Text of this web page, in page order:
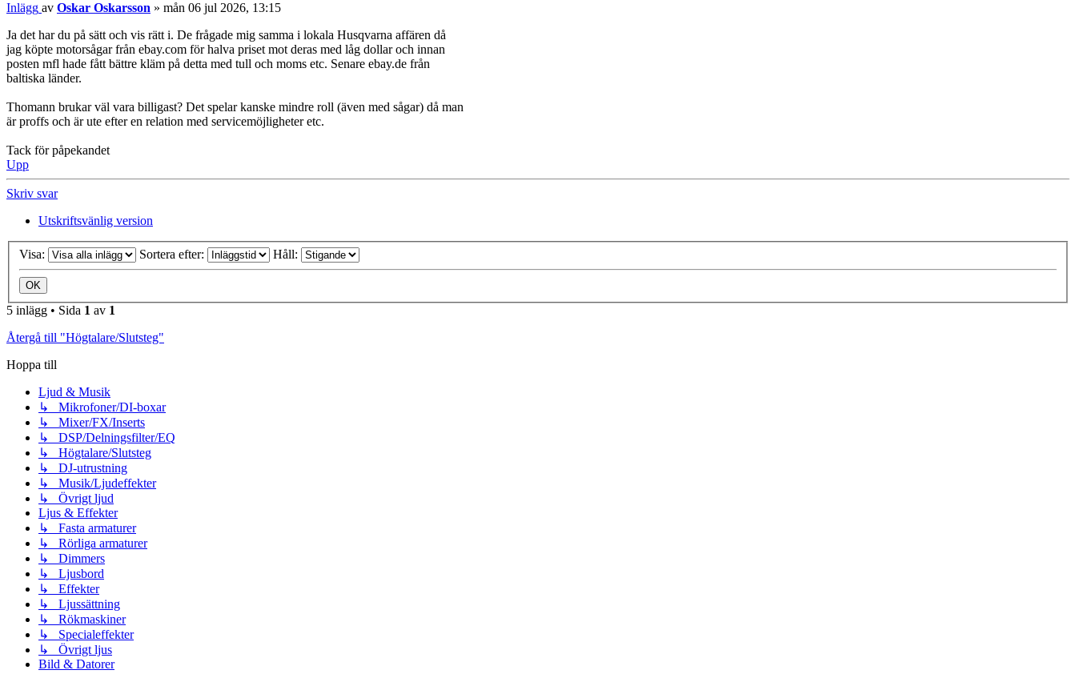
Inlägg av Oskar Oskarsson » mån 06 jul 2026, 13:15
Ja det har du på sätt och vis rätt i. De frågade mig samma i lokala Husqvarna affären då
jag köpte motorsågar från ebay.com för halva priset mot deras med låg dollar och innan
posten mfl hade fått bättre kläm på detta med tull och moms etc. Senare ebay.de från
baltiska länder.
Thomann brukar väl vara billigast? Det spelar kanske mindre roll (även med sågar) då man
är proffs och är ute efter en relation med servicemöjligheter etc.
Tack för påpekandet
Upp
Skriv svar
Utskriftsvänlig version
Visa: Sortera efter: Håll:
5 inlägg • Sida 1 av 1
Återgå till "Högtalare/Slutsteg"
Hoppa till
Ljud & Musik
↳ Mikrofoner/DI-boxar
↳ Mixer/FX/Inserts
↳ DSP/Delningsfilter/EQ
↳ Högtalare/Slutsteg
↳ DJ-utrustning
↳ Musik/Ljudeffekter
↳ Övrigt ljud
Ljus & Effekter
↳ Fasta armaturer
↳ Rörliga armaturer
↳ Dimmers
↳ Ljusbord
↳ Effekter
↳ Ljussättning
↳ Rökmaskiner
↳ Specialeffekter
↳ Övrigt ljus
Bild & Datorer